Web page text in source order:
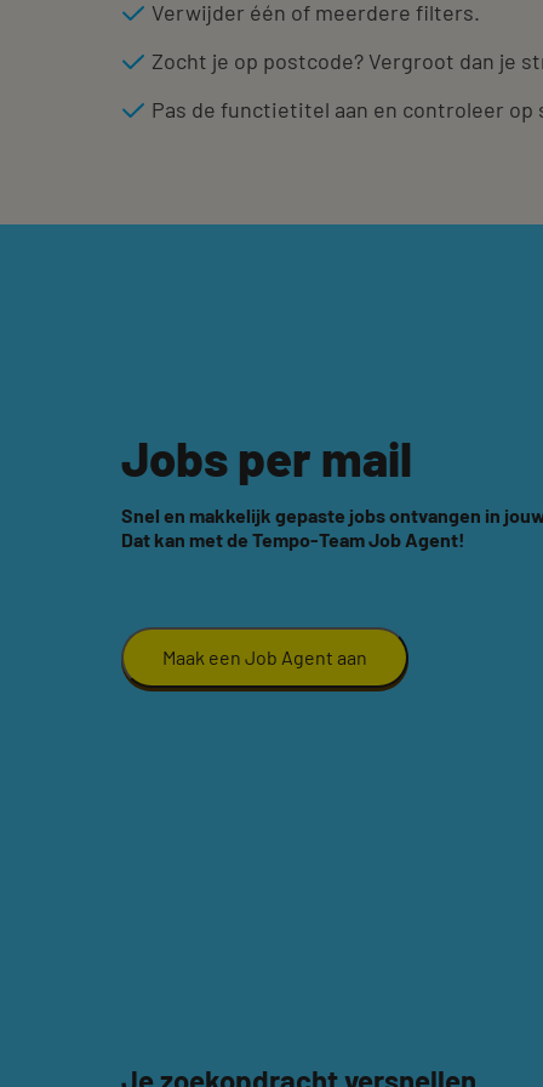
Verwijder één of meerdere filters.
Zocht je op postcode? Vergroot dan je
Pas de functietitel aan en controleer op
Jobs per mail
Snel en makkelijk gepaste jobs ontvangen in
Dat kan met de Tempo-Team Job Agent!
Maak een Job Agent aan